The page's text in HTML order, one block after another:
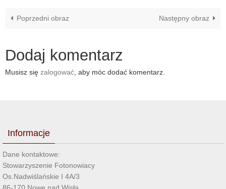
Poprzedni obraz Następny obraz
Dodaj komentarz
Musisz się zalogować, aby móc dodać komentarz.
Informacje
Dane kontaktowe:
Stowarzyszenie Fotonowiacy
Os.Nadwiślańskie I 4A/3